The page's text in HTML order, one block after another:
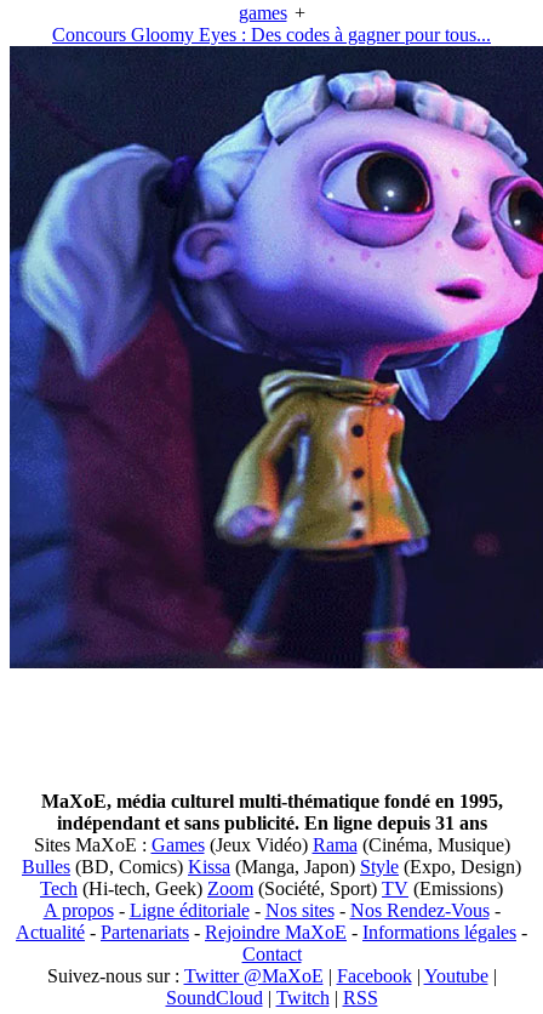
games +
Concours Gloomy Eyes : Des codes à gagner pour tous...
MaXoE, média culturel multi-thématique fondé en 1995,
indépendant et sans publicité. En ligne depuis 31 ans
Sites MaXoE : Games(Jeux Vidéo) Rama (Cinéma, Musique)
Bulles (BD, Comics) Kissa (Manga, Japon) Style (Expo, Design)
Tech (Hi-tech, Geek) Zoom (Société, Sport) TV (Emissions)
A propos- Ligne éditoriale- Nos sites- Nos Rendez-Vous-
Actualité - Partenariats - Rejoindre MaXoE - Informations légales -
Contact
Suivez-nous sur : Twitter @MaXoE | Facebook| Youtube|
SoundCloud | Twitch | RSS